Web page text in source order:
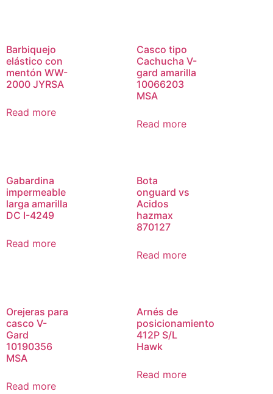
Barbiquejo
elástico con
mentón WW-
2000 JYRSA
Read more
Casco tipo
Cachucha V-
gard amarilla
10066203
MSA
Read more
Gabardina
impermeable
larga amarilla
DC I-4249
Read more
Bota
onguard vs
Acidos
hazmax
870127
Read more
Orejeras para
casco V-
Gard
10190356
MSA
Read more
Arnés de
posicionamiento
412P S/L
Hawk
Read more